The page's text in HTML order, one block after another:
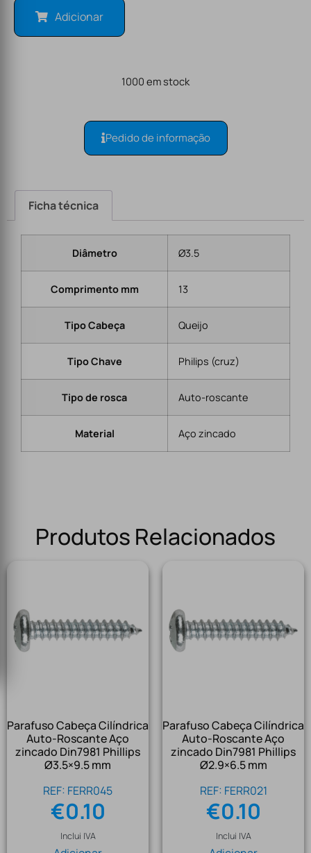
Adicionar
1000 em stock
Pedido de informação
Ficha técnica
Diâmetro Ø3.5
Comprimento mm 13
Tipo Cabeça Queijo
Tipo Chave Philips (cruz)
Tipo de rosca Auto-roscante
Material Aço zincado
Produtos Relacionados
Parafuso Cabeça Cilíndrica
Auto-Roscante Aço
zincado Din7981 Phillips
Ø3.5×9.5 mm
REF: FERR045
€0.10
Inclui IVA
Parafuso Cabeça Cilíndrica
Auto-Roscante Aço
zincado Din7981 Phillips
Ø2.9×6.5 mm
REF: FERR021
€0.10
Inclui IVA